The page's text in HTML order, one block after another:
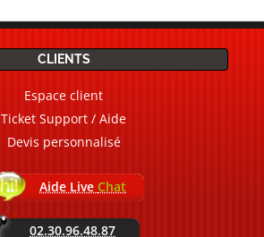
CLIENTS
Espace client
Ticket Support / Aide
Devis personnalisé
Aide Live Chat
02.30.96.48.87